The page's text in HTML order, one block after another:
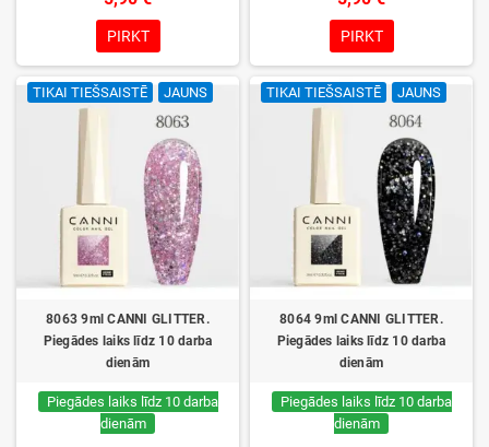
izvēle, lieliska sacietēšana
UV/LED lampās un ilgstoša
noturība. Katrs flakons iepakots
kastītē – pirmo reizi to atvērsiet
tikai jūs.
PIRKT
izvēle, lieliska sacietēšana
UV/LED lampās un ilgstoša
noturība. Katrs flakons iepakots
kastītē – pirmo reizi to atvērsiet
tikai jūs.
PIRKT
TIKAI TIEŠSAISTĒ JAUNS
8063 9ml CANNI GLITTER.
Piegādes laiks līdz 10 darba
dienām
Piegādes laiks līdz 10 darba
dienām
TIKAI TIEŠSAISTĒ JAUNS
8064 9ml CANNI GLITTER.
Piegādes laiks līdz 10 darba
dienām
Piegādes laiks līdz 10 darba
dienām